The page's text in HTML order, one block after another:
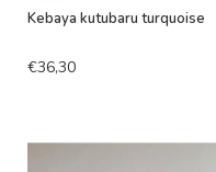
Kebaya kutubaru turquoise
€36,30